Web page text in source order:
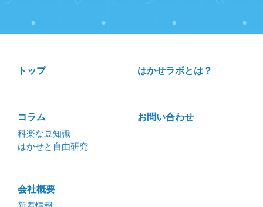
トップ はかせラボとは？
コラム
科楽な豆知識
はかせと自由研究
お問い合わせ
会社概要